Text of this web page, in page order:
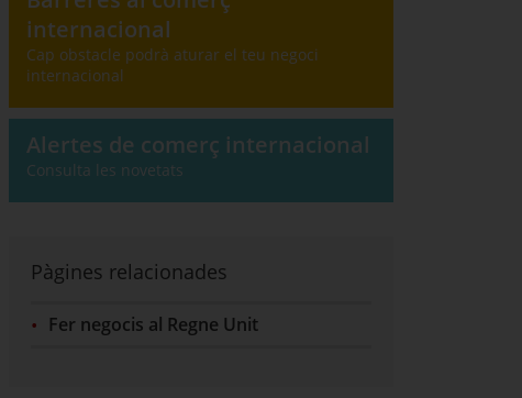
internacional
Cap obstacle podrà aturar el teu negoci
internacional
Alertes de comerç internacional
Consulta les novetats
Pàgines relacionades
Fer negocis al Regne Unit